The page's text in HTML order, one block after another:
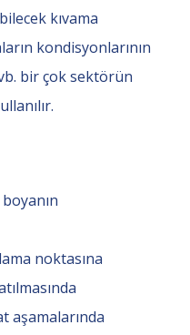
kıvama
kondisyonlarının
vb. bir çok sektörün
noktasına
aşamalarında